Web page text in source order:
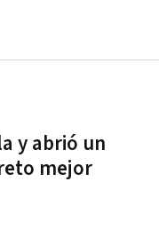
y abrió un
mejor